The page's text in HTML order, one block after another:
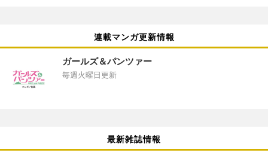
連載マンガ更新情報
ガールズ＆パンツァー
毎週火曜日更新
最新雑誌情報